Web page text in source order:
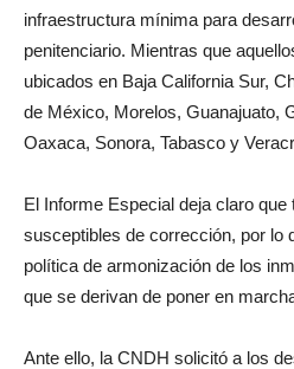
infraestructura mínima para
penitenciario. Mientras que
ubicados en Baja California Sur,
de México, Morelos, Guanajuato,
Oaxaca, Sonora, Tabasco y
El Informe Especial deja claro
susceptibles de corrección, por lo
política de armonización de los
que se derivan de poner en
Ante ello, la CNDH solicitó a los